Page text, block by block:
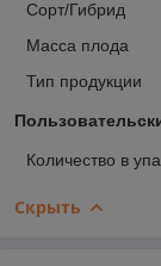
Сорт/Гибрид
Масса плода
Тип продукции
Количество в
Скрыть